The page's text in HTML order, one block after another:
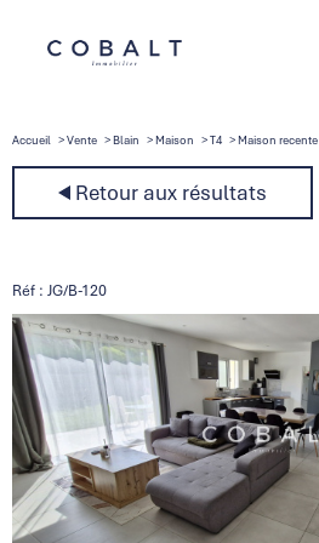
Accueil Vente Blain Maison T4 Maison recente
Retour aux résultats
Réf : JG/B-120